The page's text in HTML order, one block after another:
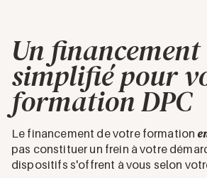
Un financement
simplifié pour
formation DPC
Le financement de votre formation
pas constituer un frein à votre
dispositifs s'offrent à vous selon